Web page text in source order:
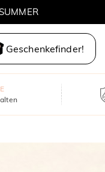
Geschenkefinder!